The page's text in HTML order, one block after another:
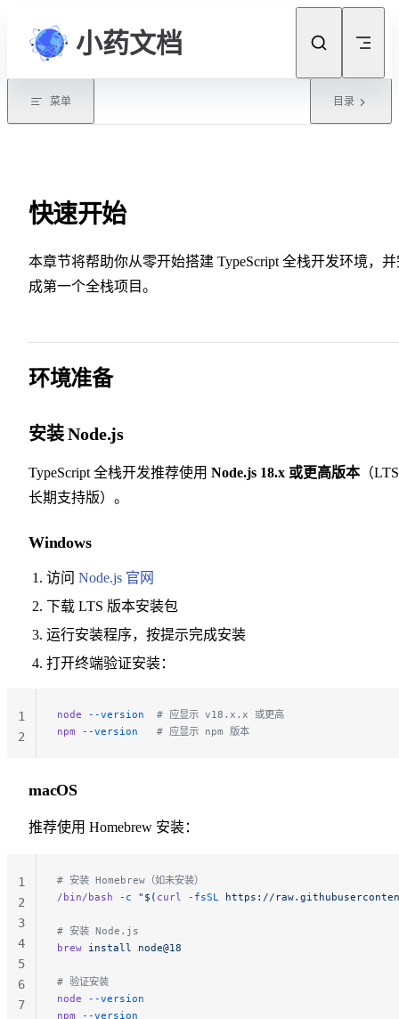
Skip to content
小药文档
菜单 目录
快速开始
本章节将帮助你从零开始搭建 TypeScript 全栈开发环境，
成第一个全栈项目。
环境准备
安装 Node.js
TypeScript 全栈开发推荐使用 Node.js 18.x 或更高版本（LTS
长期支持版）。
Windows
访问 Node.js 官网
下载 LTS 版本安装包
运行安装程序，按提示完成安装
打开终端验证安装：
node --version
  # 应显示 v18.x.x 或更高
npm --version
   # 应显示 npm 版本
1
2
macOS
推荐使用 Homebrew 安装：
# 安装 Homebrew（如未安装）
/bin/bash -c "$( curl -fsSL https://
# 安装 Node.js
brew install node@18
# 验证安装
node --version
npm --version
1
2
3
4
5
6
7